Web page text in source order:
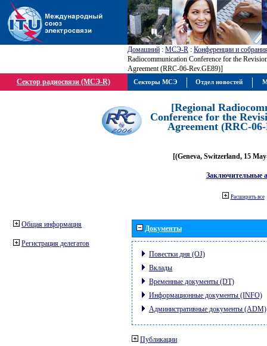
Домашний : МСЭ-R : Конференции и
Radiocommunication Conference for the
Agreement (RRC-06-Rev.GE89)]
Сектор радиосвязи (МСЭ-R)
[Regional
Conference for the
Agreement (RRC-
[(Geneva, Switzerland, 15
Заключительные
Расширить все
Общая информация
Регистрация делегатов
Документы
Повестки дня (OJ)
Вклады
Временные документы (DT)
Информационные документы (INFO)
Административные документы (ADM)
Публикации
Секторы МСЭ Отдел новостей